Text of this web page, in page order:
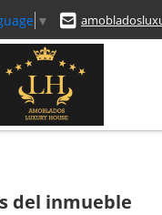
▼
del inmueble